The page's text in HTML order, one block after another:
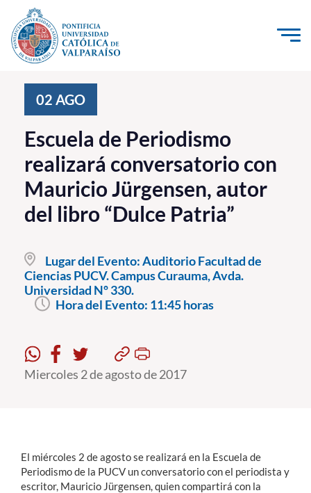
Click acá para ir directamente al contenido
Investigación, Creación e Innovación
PUCV Internacional
Vinculación con el Medio
Admisión
Pregrado
Postgrado
Formación Continua
Estudiantes
Académicos
English
02 AGO
Escuela de Periodismo
realizará conversatorio con
Mauricio Jürgensen, autor
del libro “Dulce Patria”
Lugar del Evento:Auditorio Facultad de
Ciencias PUCV. Campus Curauma, Avda.
Universidad Nº 330.
Hora del Evento: 11:45 horas
Miercoles 2 de agosto de 2017
El miércoles 2 de agosto se realizará en la Escuela de
Periodismo de la PUCV un conversatorio con el periodista y
escritor, Mauricio Jürgensen, quien compartirá con la